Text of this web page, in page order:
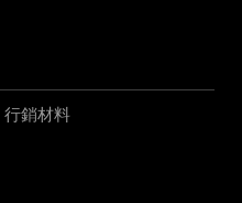
行銷材料